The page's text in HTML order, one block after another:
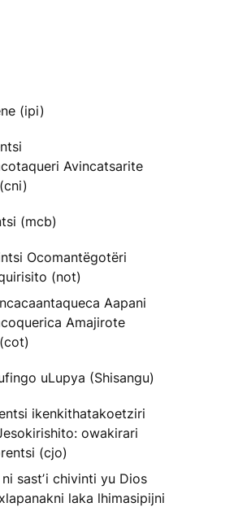
(ipi)
Avincatsarite
(mcb)
Ocomantëgotëri
(not)
Aapani
Amajirote
uLupya (Shisangu)
ikenkithatakoetziri
owakirari
(cjo)
sastʼi chivinti yu Dios
laka lhimasipijni